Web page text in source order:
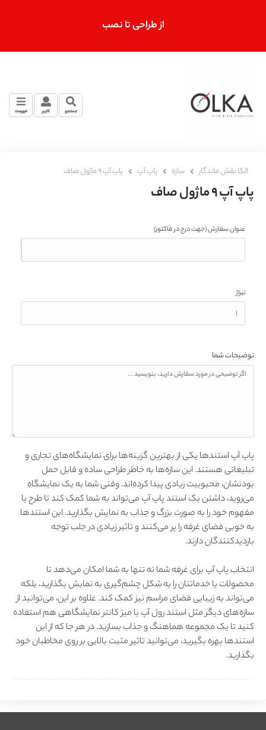
از طراحی تا نصب
جستجو کاربر فهرست
الکا نقش ماندگار سازه پاپ آپ پاپ آپ 9 ماژول صاف
پاپ آپ 9 ماژول صاف
عنوان سفارش(جهت درج در فاکتور)
تیراژ
توضیحات شما
پاپ آپ استندها یکی از بهترین گزینه‌ها برای نمایشگاه‌های تجاری و
تبلیغاتی هستند. این سازه‌ها به خاطر طراحی ساده و قابل حمل
بودنشان، محبوبیت زیادی پیدا کرده‌اند. وقتی شما به یک نمایشگاه
می‌روید، داشتن یک استند پاپ آپ می‌تواند به شما کمک کند تا طرح یا
مفهوم خود را به صورت بزرگ و جذاب به نمایش بگذارید. این استندها
به خوبی فضای غرفه را پر می‌کنند و تاثیر زیادی در جلب توجه
بازدیدکنندگان دارند.
انتخاب پاپ آپ برای غرفه شما نه تنها به شما امکان می‌دهد تا
محصولات یا خدماتتان را به شکل چشم‌گیری به نمایش بگذارید، بلکه
می‌تواند به زیبایی فضای مراسم نیز کمک کند. علاوه بر این، می‌توانید از
سازه‌های دیگر مثل استند رول آپ یا میز کانتر نمایشگاهی هم استفاده
کنید تا یک مجموعه هماهنگ و جذاب بسازید. در هر جا که از این
استندها بهره بگیرید، می‌توانید تاثیر مثبت بالایی بر روی مخاطبان خود
بگذارید.